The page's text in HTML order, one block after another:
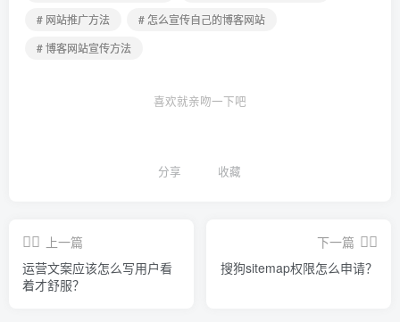
# 网站推广方法
# 怎么宣传自己的博客网站
# 博客网站宣传方法
喜欢就亲吻一下吧
分享 收藏
上一篇
运营文案应该怎么写用户看
着才舒服？
下一篇
搜狗sitemap权限怎么申请？